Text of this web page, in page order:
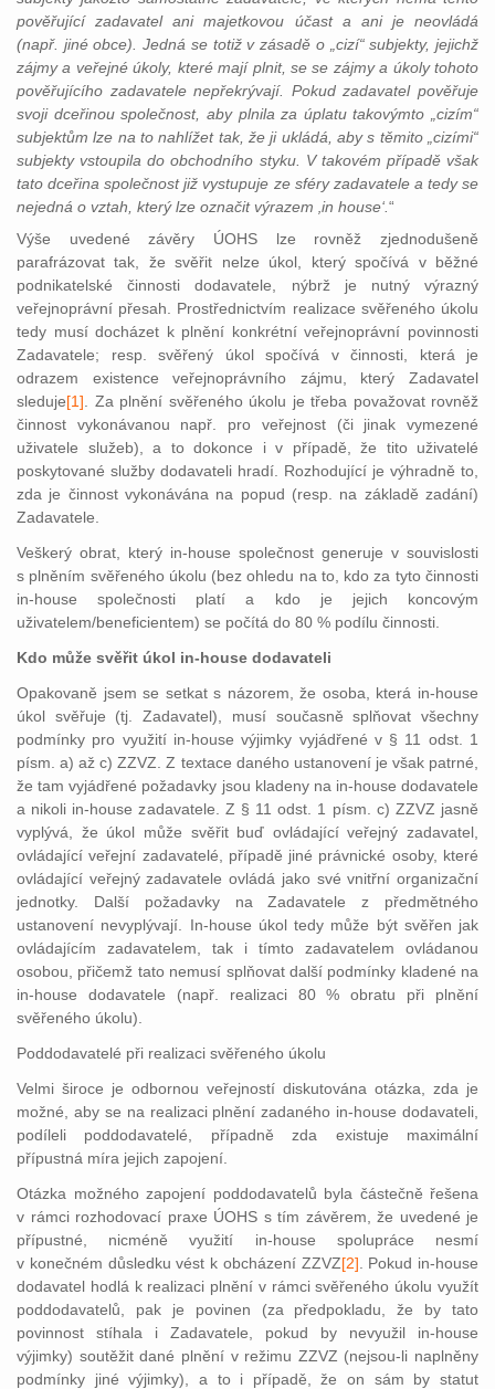
pověřující zadavatel ani majetkovou účast a ani je neovládá
(např. jiné obce). Jedná se totiž v zásadě o „cizí“ subjekty, jejichž
zájmy a veřejné úkoly, které mají plnit, se se zájmy a úkoly tohoto
pověřujícího zadavatele nepřekrývají. Pokud zadavatel pověřuje
svoji dceřinou společnost, aby plnila za úplatu takovýmto „cizím“
subjektům lze na to nahlížet tak, že ji ukládá, aby s těmito „cizími“
subjekty vstoupila do obchodního styku. V takovém případě však
tato dceřina společnost již vystupuje ze sféry zadavatele a tedy se
nejedná o vztah, který lze označit výrazem ‚in house‘. “
Výše uvedené závěry ÚOHS lze rovněž zjednodušeně
parafrázovat tak, že svěřit nelze úkol, který spočívá v běžné
podnikatelské činnosti dodavatele, nýbrž je nutný výrazný
veřejnoprávní přesah. Prostřednictvím realizace svěřeného úkolu
tedy musí docházet k plnění konkrétní veřejnoprávní povinnosti
Zadavatele; resp. svěřený úkol spočívá v činnosti, která je
odrazem existence veřejnoprávního zájmu, který Zadavatel
sleduje[1] . Za plnění svěřeného úkolu je třeba považovat rovněž
činnost vykonávanou např. pro veřejnost (či jinak vymezené
uživatele služeb), a to dokonce i v případě, že tito uživatelé
poskytované služby dodavateli hradí. Rozhodující je výhradně to,
zda je činnost vykonávána na popud (resp. na základě zadání)
Zadavatele.
Veškerý obrat, který in-house společnost generuje v souvislosti
s plněním svěřeného úkolu (bez ohledu na to, kdo za tyto činnosti
in-house společnosti platí a kdo je jejich koncovým
uživatelem/beneficientem) se počítá do 80 % podílu činnosti.
Kdo může svěřit úkol in-house dodavateli
Opakovaně jsem se setkat s názorem, že osoba, která in-house
úkol svěřuje (tj. Zadavatel), musí současně splňovat všechny
podmínky pro využití in-house výjimky vyjádřené v § 11 odst. 1
písm. a) až c) ZZVZ. Z textace daného ustanovení je však patrné,
že tam vyjádřené požadavky jsou kladeny na in-house dodavatele
a nikoli in-house zadavatele. Z § 11 odst. 1 písm. c) ZZVZ jasně
vyplývá, že úkol může svěřit buď ovládající veřejný zadavatel,
ovládající veřejní zadavatelé, případě jiné právnické osoby, které
ovládající veřejný zadavatele ovládá jako své vnitřní organizační
jednotky. Další požadavky na Zadavatele z předmětného
ustanovení nevyplývají. In-house úkol tedy může být svěřen jak
ovládajícím zadavatelem, tak i tímto zadavatelem ovládanou
osobou, přičemž tato nemusí splňovat další podmínky kladené na
in-house dodavatele (např. realizaci 80 % obratu při plnění
svěřeného úkolu).
Poddodavatelé při realizaci svěřeného úkolu
Velmi široce je odbornou veřejností diskutována otázka, zda je
možné, aby se na realizaci plnění zadaného in-house dodavateli,
podíleli poddodavatelé, případně zda existuje maximální
přípustná míra jejich zapojení.
Otázka možného zapojení poddodavatelů byla částečně řešena
v rámci rozhodovací praxe ÚOHS s tím závěrem, že uvedené je
přípustné, nicméně využití in-house spolupráce nesmí
v konečném důsledku vést k obcházení ZZVZ[2] . Pokud in-house
dodavatel hodlá k realizaci plnění v rámci svěřeného úkolu využít
poddodavatelů, pak je povinen (za předpokladu, že by tato
povinnost stíhala i Zadavatele, pokud by nevyužil in-house
výjimky) soutěžit dané plnění v režimu ZZVZ (nejsou-li naplněny
podmínky jiné výjimky), a to i případě, že on sám by statut